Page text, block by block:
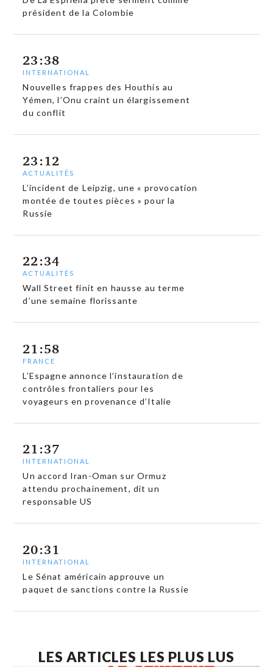
président de la Colombie
23:38
INTERNATIONAL
Nouvelles frappes des Houthis au
Yémen, l’Onu craint un élargissement
du conflit
23:12
ACTUALITÉS
L’incident de Leipzig, une « provocation
montée de toutes pièces » pour la
Russie
22:34
ACTUALITÉS
Wall Street finit en hausse au terme
d’une semaine florissante
21:58
FRANCE
L’Espagne annonce l’instauration de
contrôles frontaliers pour les
voyageurs en provenance d’Italie
21:37
INTERNATIONAL
Un accord Iran-Oman sur Ormuz
attendu prochainement, dit un
responsable US
20:31
INTERNATIONAL
Le Sénat américain approuve un
paquet de sanctions contre la Russie
LES ARTICLES LES PLUS LUS